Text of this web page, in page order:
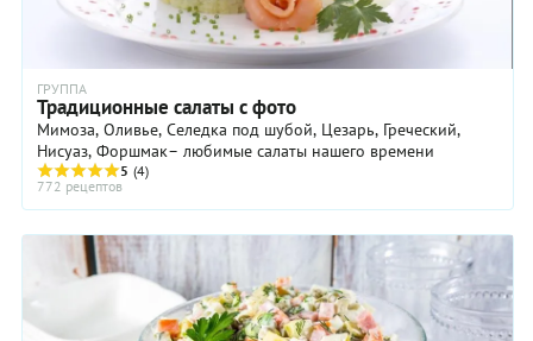
ГРУППА
Традиционные салаты с фото
Мимоза, Оливье, Селедка под шубой, Цезарь, Греческий,
Нисуаз, Форшмак– любимые салаты нашего времени
5 (4)
772 рецептов